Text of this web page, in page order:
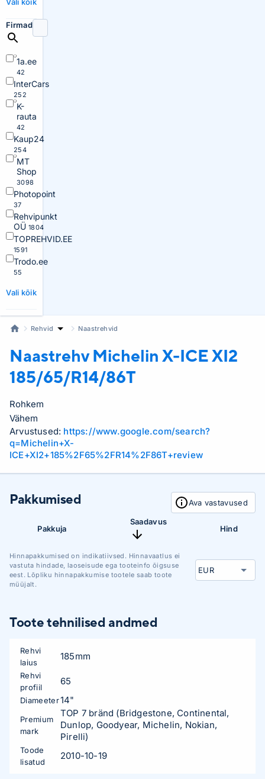
Firmad
1a.ee
42
InterCars
252
K-
rauta
42
Kaup24
254
MT
Shop
3098
Photopoint
37
Rehvipunkt
OÜ 1804
TOPREHVID.EE
1591
Trodo.ee
55
Vali kõik
Rehvid Naastrehvid
Naastrehv Michelin X-ICE XI2
185/65/R14/86T
Rohkem
Vähem
Arvustused: https://www.google.com/search?
q=Michelin+X-
ICE+XI2+185%2F65%2FR14%2F86T+review
Pakkumised Ava vastavused
Pakkuja
Saadavus
Hind
Hinnapakkumised on indikatiivsed. Hinnavaatlus ei
vastuta hindade, laoseisude ega tooteinfo õigsuse
eest. Lõpliku hinnapakkumise tootele saab toote
müüjalt.
Toote tehnilised andmed
Rehvi
laius
185mm
Rehvi
profiil
65
Diameeter14"
Premium
mark
TOP 7 bränd (Bridgestone, Continental,
Dunlop, Goodyear, Michelin, Nokian,
Pirelli)
Toode
lisatud
2010-10-19